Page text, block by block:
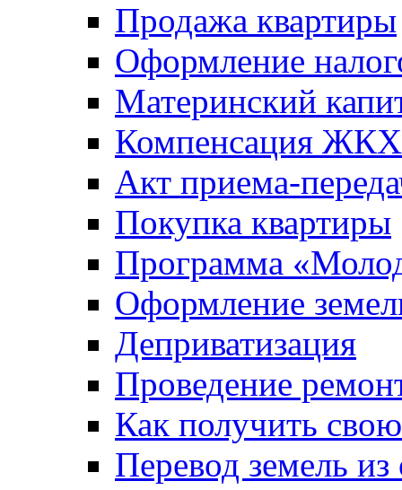
Продажа квартиры
Оформление
Материнский
Компенсация ЖКХ
Акт приема-
Покупка квартиры
Программа
Оформление
Деприватизация
Проведение
Как получить
Перевод земель